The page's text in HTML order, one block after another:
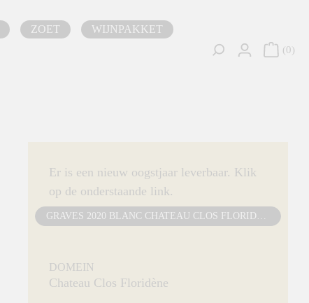
ZOET
WIJNPAKKET
0
Er is een nieuw oogstjaar leverbaar. Klik
op de onderstaande link.
GRAVES 2020 BLANC CHATEAU CLOS FLORIDENE
DOMEIN
Chateau Clos Floridène